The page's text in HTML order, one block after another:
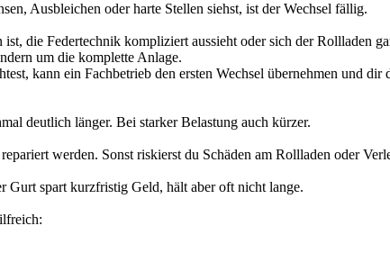
Ausbleichen oder harte Stellen siehst, ist der Wechsel fällig.
die Federtechnik kompliziert aussieht oder sich der Rollladen
um die komplette Anlage.
kann ein Fachbetrieb den ersten Wechsel übernehmen und
deutlich länger. Bei starker Belastung auch kürzer.
werden. Sonst riskierst du Schäden am Rollladen oder
Gurt spart kurzfristig Geld, hält aber oft nicht lange.